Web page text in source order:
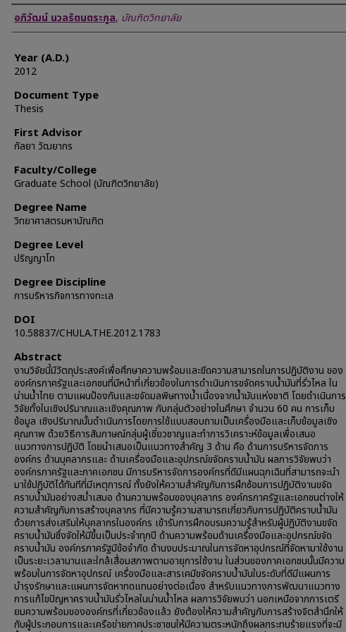
Author
อภิวัฒน์ นวลรัตนตระกูล, บัณฑิตวิทยาลัย
Year (A.D.)
2012
Document Type
Thesis
First Advisor
กัลยา วัฒยากร
Faculty/College
Graduate School (บัณฑิตวิทยาลัย)
Degree Name
วิทยาศาสตรมหาบัณฑิต
Degree Level
ปริญญาโท
Degree Discipline
การบริหารกิจการทางทะเล
DOI
10.58837/CHULA.THE.2012.1783
Abstract
งานวิจัยนี้มีวัตถุประสงค์เพื่อศึกษาความพร้อมและขีดความสามารถในการปฏิบัติงาน ของ
องค์กรภาครัฐและเอกชนที่มีหน้าที่เกี่ยวข้องในการดำเนินการขจัดคราบน้ำมันที่รั่วไหล ใน
น่านน้ำไทย ตามแผนป้องกันและขจัดมลพิษทางน้ำเนื่องจากน้ำมันแห่งชาติ โดยดำเนินการ
วิจัยทั้งในเชิงปริมาณและเชิงคุณภาพ กับกลุ่มตัวอย่างในศึกษา จำนวน 60 คน การเก็บ
ข้อมูล เชิงปริมาณนั้นดำเนินการโดยการใช้แบบสอบถามเป็นเครื่องมือและเก็บข้อมูลเชิง
คุณภาพ ด้วยวิธีการสัมภาษณ์กลุ่มผู้เชี่ยวชาญและทำการวิเคราะห์ข้อมูลเพื่อเสนอ
แนวทางการปฏิบัติ โดยนำเสนอเป็นแนวทางสำคัญ 3 ด้าน คือ ด้านการบริหารจัดการ
องค์กร ด้านบุคลากรและ ด้านเครื่องมือและอุปกรณ์ขจัดคราบน้ำมัน ผลการวิจัยพบว่า
องค์กรภาครัฐและภาคเอกชน มีการบริหารจัดการองค์กรที่ดีมีแผนฉุกเฉินที่สามารถจะนำ
มาใช้ปฏิบัติได้ทันทีที่มีเหตุการณ์ ทั้งยังให้ความสำคัญกับการฝึกซ้อมการปฏิบัติงานขจัด
คราบน้ำมันอย่างสม่ำเสมอ ด้านความพร้อมของบุคลากร องค์กรภาครัฐและเอกชนต่างให้
ความสำคัญกับการสร้างบุคลากร ที่มีความรู้ความสามารถเกี่ยวกับการปฏิบัติคราบน้ำมัน
ด้วยการส่งเสริมให้บุคลากรในองค์กร เข้ารับการฝึกอบรมความรู้สำหรับผู้ปฏิบัติงานขจัด
คราบน้ำมันซึ่งจัดให้มีขึ้นเป็นประจำทุกปี ด้านความพร้อมด้านเครื่องมือและอุปกรณ์ขจัด
คราบน้ำมัน องค์กรภาครัฐมีข้อจำกัด ด้านงบประมาณในการจัดหาอุปกรณ์ที่จัดหามาใช้งาน
เป็นระยะเวลานานและใกล้เสื่อมสภาพตามอายุการใช้งาน ในส่วนของภาคเอกชนนั้นมีความ
พร้อมในการจัดหาอุปกรณ์ เครื่องมือและสารเคมีขจัดคราบน้ำมันในระดับที่ดีมีแผนการ
บำรุงรักษาและแผนการจัดหาทดแทนอย่างต่อเนื่อง สำหรับแนวทางการพัฒนาแนวทาง
การแก้ไขปัญหาคราบน้ำมันรั่วไหลในน่านน้ำไหล ผลการวิจัยพบว่า นอกเหนือจากการเตรี
ยมความพร้อมขององค์กรที่เกี่ยวข้องแล้ว ยังต้องให้ความสำคัญกับการสร้างจิตสำนึกให้
กับผู้ประกอบการและเครือข่ายภาคประชาชนให้มีความตระหนักถึงผลกระทบร้ายแรงที่จะมี